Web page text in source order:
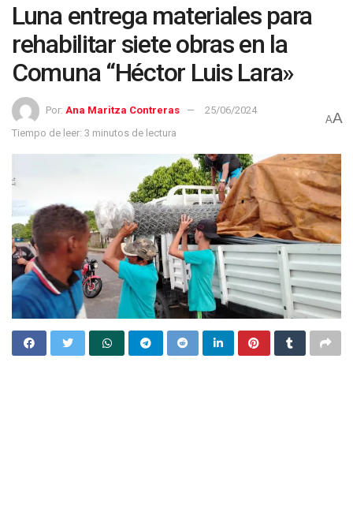
Luna entrega materiales para
rehabilitar siete obras en la
Comuna “Héctor Luis Lara»
Por: Ana Maritza Contreras
25/06/2024
Tiempo de leer: 3 minutos de lectura
AA